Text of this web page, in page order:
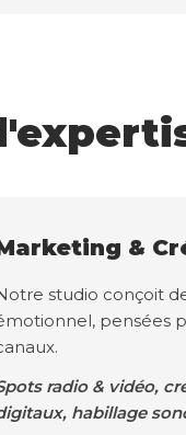
&
studio conçoit
pensées
radio & vidéo,
habillage